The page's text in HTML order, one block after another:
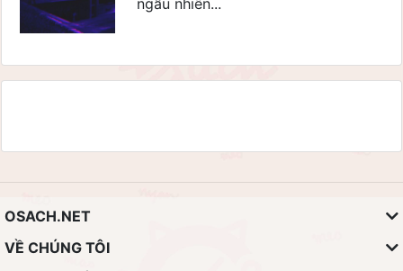
ngẫu nhiên...
OSACH.NET
VỀ CHÚNG TÔI